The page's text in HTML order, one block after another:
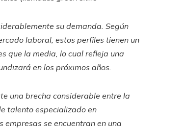
su demanda. Según
laboral, estos perfiles tienen un
que la media, lo cual refleja una
en los próximos años.
una brecha considerable entre la
talento especializado en
empresas se encuentran en una